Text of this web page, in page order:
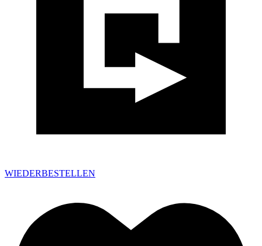
WIEDERBESTELLEN